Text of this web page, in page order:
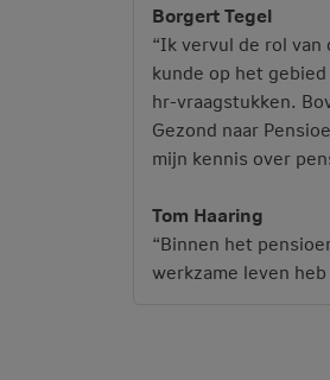
Borgert Tegel
“Ik vervul de rol
kunde op het
hr-vraagstukken.
Gezond naar
mijn kennis over
Tom Haaring
“Binnen het
werkzame leven